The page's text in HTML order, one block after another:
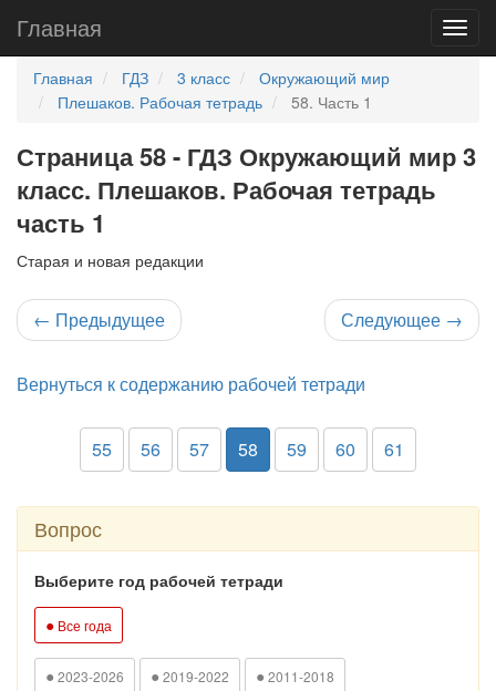
Главная
Главная ГДЗ 3 класс
Окружающий мир
Плешаков. Рабочая тетрадь
58. Часть 1
Страница 58 - ГДЗ Окружающий мир 3
класс. Плешаков. Рабочая тетрадь
часть 1
Старая и новая редакции
← Предыдущее Следующее →
Вернуться к содержанию рабочей тетради
55 56 57 58 59 60 61
Вопрос
Выберите год рабочей тетради
● Все года
● 2023-2026 ● 2019-2022 ● 2011-2018